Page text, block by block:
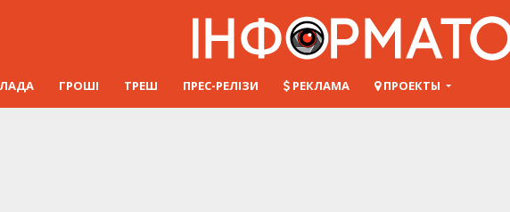
ГРОШІ ТРЕШ ПРЕС-РЕЛІЗИ РЕКЛАМА ПРОЕКТЫ